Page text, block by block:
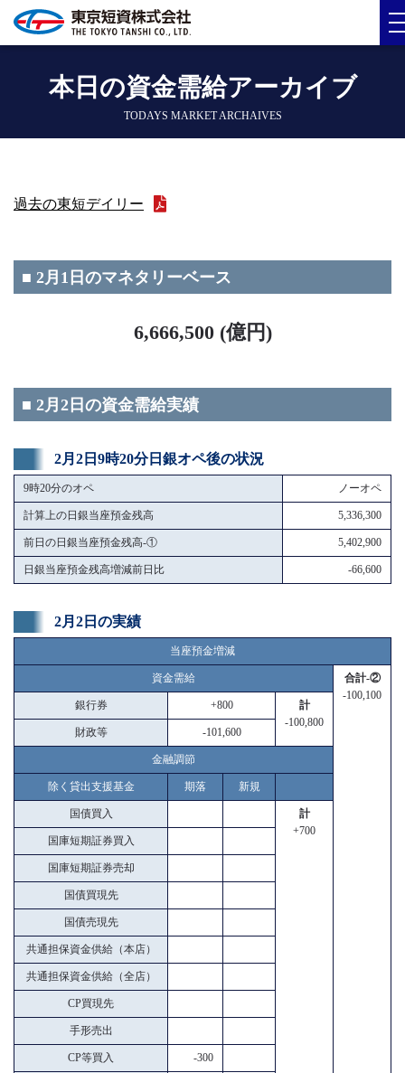
本日の資金需給アーカイブ
TODAYS MARKET ARCHAIVES
過去の東短デイリー
■ 2月1日のマネタリーベース
6,666,500 (億円)
■ 2月2日の資金需給実績
2月2日9時20分日銀オペ後の状況
9時20分のオペ ノーオペ
計算上の日銀当座預金残高 5,336,300
前日の日銀当座預金残高-① 5,402,900
日銀当座預金残高増減前日比 -66,600
2月2日の実績
当座預金増減
資金需給
合計-②
-100,100
銀行券 +800
計
-100,800
財政等 -101,600
金融調節
除く貸出支援基金 期落 新規
国債買入
計
+700
国庫短期証券買入
国庫短期証券売却
国債買現先
国債売現先
共通担保資金供給（本店）
共通担保資金供給（全店）
CP買現先
手形売出
CP等買入 -300